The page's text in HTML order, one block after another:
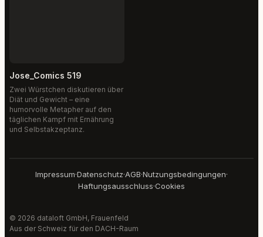
Jose_Comics 519
Zwei Würstchen diskutieren über
Diät und Gewicht – eine
humorvolle Metapher auf den
täglichen Kampf mit Ernährung
und Selbstakzeptanz.
Impressum·Datenschutz·AGB·Nutzungsbedingungen·
Haftungsausschluss·Cookies
© 2026 dataloft GmbH, Frauenfeld
Aus der Schweiz für den DACH-Raum